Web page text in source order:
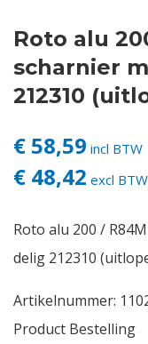
Vacatures
Roto alu
scharnier
212310
€ 58,59 incl BTW
€ 48,42 excl BTW
Roto alu 200 /
delig 212310
Artikelnummer:
Product Bestelling